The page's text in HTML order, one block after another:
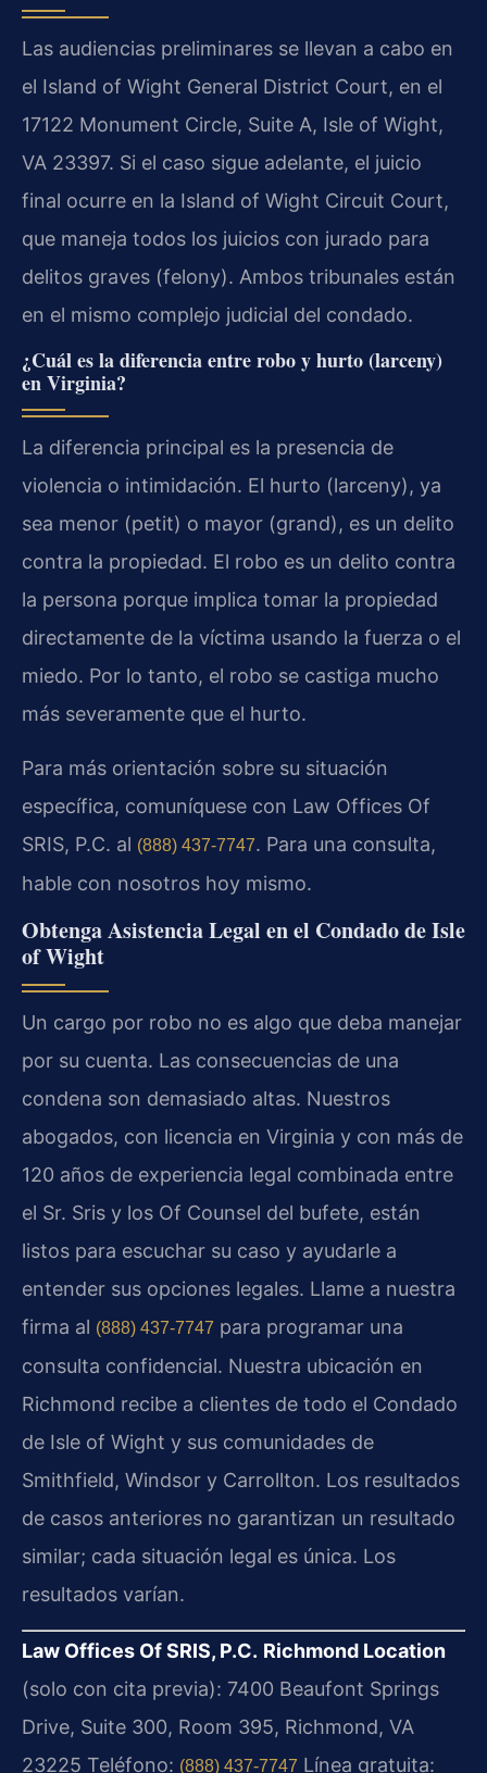
Las audiencias preliminares se llevan a cabo en
el Island of Wight General District Court, en el
17122 Monument Circle, Suite A, Isle of Wight,
VA 23397. Si el caso sigue adelante, el juicio
final ocurre en la Island of Wight Circuit Court,
que maneja todos los juicios con jurado para
delitos graves (felony). Ambos tribunales están
en el mismo complejo judicial del condado.
¿Cuál es la diferencia entre robo y hurto (larceny)
en Virginia?
La diferencia principal es la presencia de
violencia o intimidación. El hurto (larceny), ya
sea menor (petit) o mayor (grand), es un delito
contra la propiedad. El robo es un delito contra
la persona porque implica tomar la propiedad
directamente de la víctima usando la fuerza o el
miedo. Por lo tanto, el robo se castiga mucho
más severamente que el hurto.
Para más orientación sobre su situación
específica, comuníquese con Law Offices Of
SRIS, P.C. al (888) 437-7747. Para una consulta,
hable con nosotros hoy mismo.
Obtenga Asistencia Legal en el Condado de Isle
of Wight
Un cargo por robo no es algo que deba manejar
por su cuenta. Las consecuencias de una
condena son demasiado altas. Nuestros
abogados, con licencia en Virginia y con más de
120 años de experiencia legal combinada entre
el Sr. Sris y los Of Counsel del bufete, están
listos para escuchar su caso y ayudarle a
entender sus opciones legales. Llame a nuestra
firma al (888) 437-7747 para programar una
consulta confidencial. Nuestra ubicación en
Richmond recibe a clientes de todo el Condado
de Isle of Wight y sus comunidades de
Smithfield, Windsor y Carrollton. Los resultados
de casos anteriores no garantizan un resultado
similar; cada situación legal es única. Los
resultados varían.
Law Offices Of SRIS, P.C. Richmond Location
(solo con cita previa): 7400 Beaufont Springs
Drive, Suite 300, Room 395, Richmond, VA
23225 Teléfono: (888) 437-7747 Línea gratuita: